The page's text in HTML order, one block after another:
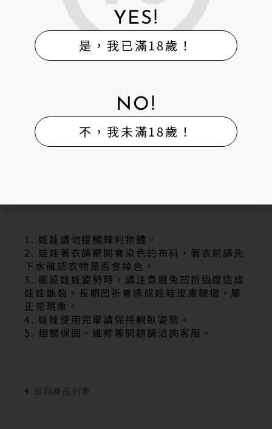
1. 娃娃請勿接觸鋒利物體。
2. 娃娃著衣請避開會染色的布料，著衣前請先
下水確認衣物是否會掉色。
3. 擺設娃娃姿勢時，請注意避免凹折過度造成
娃娃斷裂。長期凹折會造成娃娃皮膚皺摺，屬
正常現象。
4. 娃娃使用完畢請保持躺臥姿勢。
5. 相關保固、維修等問題請洽詢客服。
YES!
是，我已滿18歲！
NO!
不，我未滿18歲！